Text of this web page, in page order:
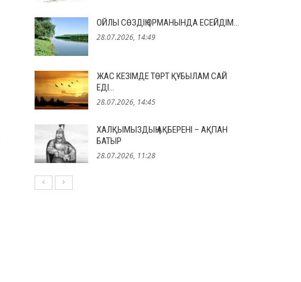
ОЙЛЫ СӨЗДІҢ ОРМАНЫНДА ЕСЕЙДІМ…
28.07.2026, 14:49
ЖАС КЕЗІМДЕ ТӨРТ ҚҰБЫЛАМ САЙ
ЕДІ…
28.07.2026, 14:45
ХАЛҚЫМЫЗДЫҢ АҚБЕРЕНІ – АҚПАН
БАТЫР
28.07.2026, 11:28